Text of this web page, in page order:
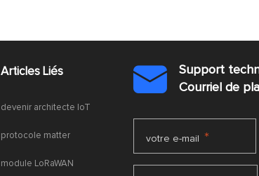
Articles Liés
devenir architecte IoT
protocole matter
module LoRaWAN

Support
Courriel de
votre e-mail *